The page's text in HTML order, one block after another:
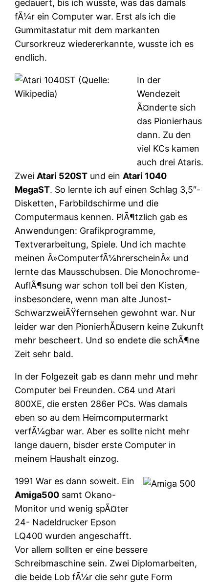
gedauert, bis ich wusste, was das damals
fÃ¼r ein Computer war. Erst als ich die
Gummitastatur mit dem markanten
Cursorkreuz wiedererkannte, wusste ich es
endlich.
In der
Wendezeit
Ã¤nderte sich
das Pionierhaus
dann. Zu den
viel KCs kamen
auch drei Ataris.
Zwei Atari 520ST und ein Atari 1040
MegaST. So lernte ich auf einen Schlag 3,5″-
Disketten, Farbbildschirme und die
Computermaus kennen. PlÃ¶tzlich gab es
Anwendungen: Grafikprogramme,
Textverarbeitung, Spiele. Und ich machte
meinen Â»ComputerfÃ¼hrerscheinÂ« und
lernte das Mausschubsen. Die Monochrome-
AuflÃ¶sung war schon toll bei den Kisten,
insbesondere, wenn man alte Junost-
SchwarzweiÃŸfernsehen gewohnt war. Nur
leider war den PionierhÃ¤usern keine Zukunft
mehr bescheert. Und so endete die schÃ¶ne
Zeit sehr bald.
In der Folgezeit gab es dann mehr und mehr
Computer bei Freunden. C64 und Atari
800XE, die ersten 286er PCs. Was damals
eben so au dem Heimcomputermarkt
verfÃ¼gbar war. Aber es sollte nicht mehr
lange dauern, bisder erste Computer in
meinem Haushalt einzog.
1991 War es dann soweit. Ein
Amiga500 samt Okano-
Monitor und wenig spÃ¤ter
24- Nadeldrucker Epson
LQ400 wurden angeschafft.
Vor allem sollten er eine bessere
Schreibmaschine sein. Zwei Diplomarbeiten,
die beide Lob fÃ¼r die sehr gute Form